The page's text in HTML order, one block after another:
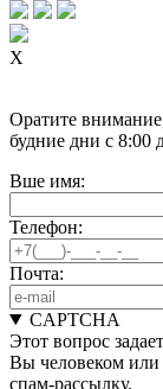
X
Оратите внимание,
будние дни с 8:00
Вше имя:
Телефон:
Почта:
CAPTCHA
Этот вопрос
Вы человеком или
спам-рассылку.